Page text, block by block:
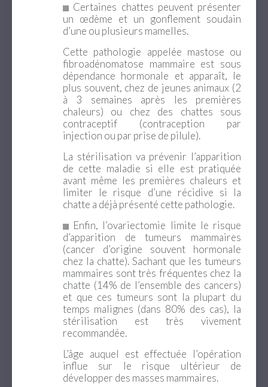
Certaines chattes peuvent présenter
un œdème et un gonflement soudain
d’une ou plusieurs mamelles.
Cette pathologie appelée mastose ou
fibroadénomatose mammaire est sous
dépendance hormonale et apparaît, le
plus souvent, chez de jeunes animaux (2
à 3 semaines après les premières
chaleurs) ou chez des chattes sous
contraceptif (contraception par
injection ou par prise de pilule).
La stérilisation va prévenir l’apparition
de cette maladie si elle est pratiquée
avant même les premières chaleurs et
limiter le risque d’une récidive si la
chatte a déjà présenté cette pathologie.
Enfin, l’ovariectomie limite le risque
d’apparition de tumeurs mammaires
(cancer d’origine souvent hormonale
chez la chatte). Sachant que les tumeurs
mammaires sont très fréquentes chez la
chatte (14% de l’ensemble des cancers)
et que ces tumeurs sont la plupart du
temps malignes (dans 80% des cas), la
stérilisation est très vivement
recommandée.
L’âge auquel est effectuée l’opération
influe sur le risque ultérieur de
développer des masses mammaires.